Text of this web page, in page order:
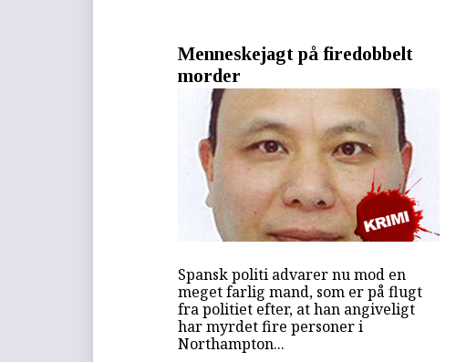
Menneskejagt på firedobbelt
morder
Spansk politi advarer nu mod en
meget farlig mand, som er på flugt
fra politiet efter, at han angiveligt
har myrdet fire personer i
Northampton...